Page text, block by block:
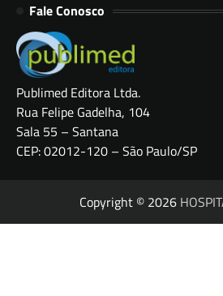
Fale Conosco
Publimed Editora Ltda.
Rua Felipe Gadelha, 104
Sala 55 – Santana
CEP: 02012-120 – São Paulo/SP
Copyright © 2026